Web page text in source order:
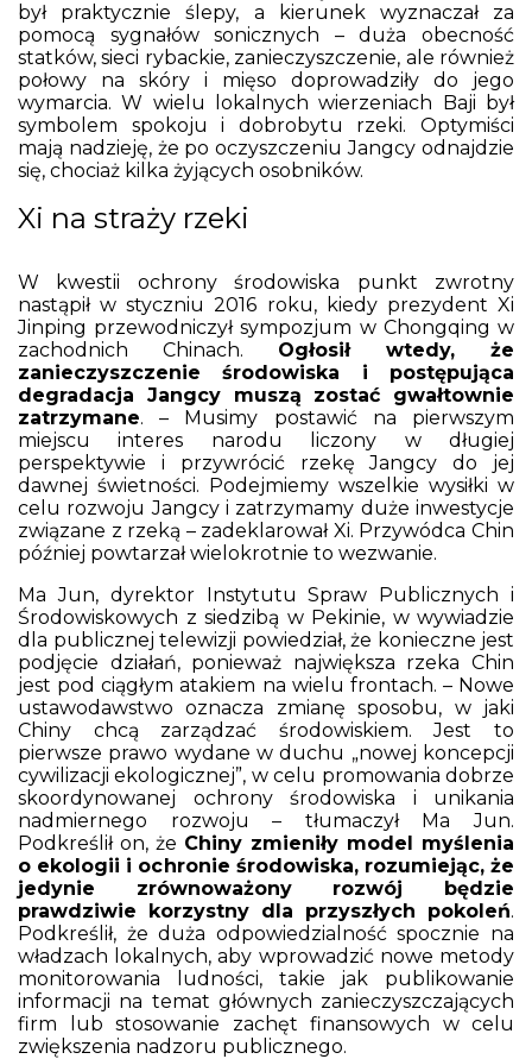
był praktycznie ślepy, a kierunek wyznaczał za
pomocą sygnałów sonicznych – duża obecność
statków, sieci rybackie, zanieczyszczenie, ale również
połowy na skóry i mięso doprowadziły do jego
wymarcia. W wielu lokalnych wierzeniach Baji był
symbolem spokoju i dobrobytu rzeki. Optymiści
mają nadzieję, że po oczyszczeniu Jangcy odnajdzie
się, chociaż kilka żyjących osobników.
Xi na straży rzeki
W kwestii ochrony środowiska punkt zwrotny
nastąpił w styczniu 2016 roku, kiedy prezydent Xi
Jinping przewodniczył sympozjum w Chongqing w
zachodnich Chinach. Ogłosił wtedy, że
zanieczyszczenie środowiska i postępująca
degradacja Jangcy muszą zostać gwałtownie
zatrzymane. – Musimy postawić na pierwszym
miejscu interes narodu liczony w długiej
perspektywie i przywrócić rzekę Jangcy do jej
dawnej świetności. Podejmiemy wszelkie wysiłki w
celu rozwoju Jangcy i zatrzymamy duże inwestycje
związane z rzeką – zadeklarował Xi. Przywódca Chin
później powtarzał wielokrotnie to wezwanie.
Ma Jun, dyrektor Instytutu Spraw Publicznych i
Środowiskowych z siedzibą w Pekinie, w wywiadzie
dla publicznej telewizji powiedział, że konieczne jest
podjęcie działań, ponieważ największa rzeka Chin
jest pod ciągłym atakiem na wielu frontach. – Nowe
ustawodawstwo oznacza zmianę sposobu, w jaki
Chiny chcą zarządzać środowiskiem. Jest to
pierwsze prawo wydane w duchu „nowej koncepcji
cywilizacji ekologicznej”, w celu promowania dobrze
skoordynowanej ochrony środowiska i unikania
nadmiernego rozwoju – tłumaczył Ma Jun.
Podkreślił on, że Chiny zmieniły model myślenia
o ekologii i ochronie środowiska, rozumiejąc, że
jedynie zrównoważony rozwój będzie
prawdziwie korzystny dla przyszłych pokoleń.
Podkreślił, że duża odpowiedzialność spocznie na
władzach lokalnych, aby wprowadzić nowe metody
monitorowania ludności, takie jak publikowanie
informacji na temat głównych zanieczyszczających
firm lub stosowanie zachęt finansowych w celu
zwiększenia nadzoru publicznego.